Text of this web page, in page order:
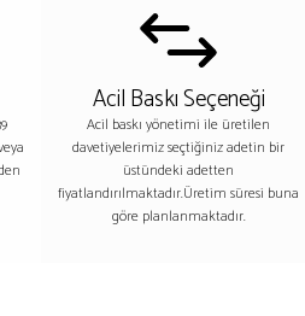
Acil Baskı Seçeneği
Acil baskı yönetimi ile üretilen
davetiyelerimiz seçtiğiniz adetin bir
üstündeki adetten
fiyatlandırılmaktadır.Üretim süresi buna
göre planlanmaktadır.